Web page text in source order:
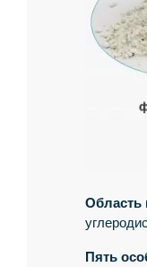
Область
Пять